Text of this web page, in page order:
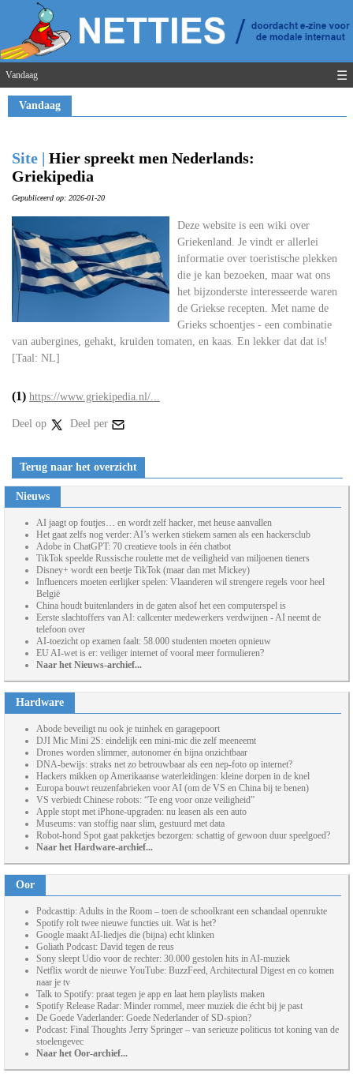
Vandaag ☰
Vandaag
Site | Hier spreekt men Nederlands:
Griekipedia
Gepubliceerd op: 2026-01-20
Deze website is een wiki over
Griekenland. Je vindt er allerlei
informatie over toeristische plekken
die je kan bezoeken, maar wat ons
het bijzonderste interesseerde waren
de Griekse recepten. Met name de
Grieks schoentjes - een combinatie
van aubergines, gehakt, kruiden tomaten, en kaas. En lekker dat dat is!
[Taal: NL]
(1) https://www.griekipedia.nl/...
Deel op Deel per
Terug naar het overzicht
Nieuws
AI jaagt op foutjes… en wordt zelf hacker, met heuse aanvallen
Het gaat zelfs nog verder: AI’s werken stiekem samen als een hackersclub
Adobe in ChatGPT: 70 creatieve tools in één chatbot
TikTok speelde Russische roulette met de veiligheid van miljoenen tieners
Disney+ wordt een beetje TikTok (maar dan met Mickey)
Influencers moeten eerlijker spelen: Vlaanderen wil strengere regels voor heel
België
China houdt buitenlanders in de gaten alsof het een computerspel is
Eerste slachtoffers van AI: callcenter medewerkers verdwijnen - AI neemt de
telefoon over
AI-toezicht op examen faalt: 58.000 studenten moeten opnieuw
EU AI-wet is er: veiliger internet of vooral meer formulieren?
Naar het Nieuws-archief...
Hardware
Abode beveiligt nu ook je tuinhek en garagepoort
DJI Mic Mini 2S: eindelijk een mini-mic die zelf meeneemt
Drones worden slimmer, autonomer én bijna onzichtbaar
DNA-bewijs: straks net zo betrouwbaar als een nep-foto op internet?
Hackers mikken op Amerikaanse waterleidingen: kleine dorpen in de knel
Europa bouwt reuzenfabrieken voor AI (om de VS en China bij te benen)
VS verbiedt Chinese robots: “Te eng voor onze veiligheid”
Apple stopt met iPhone-upgraden: nu leasen als een auto
Museums: van stoffig naar slim, gestuurd met data
Robot-hond Spot gaat pakketjes bezorgen: schattig of gewoon duur speelgoed?
Naar het Hardware-archief...
Oor
Podcasttip: Adults in the Room – toen de schoolkrant een schandaal openrukte
Spotify rolt twee nieuwe functies uit. Wat is het?
Google maakt AI-liedjes die (bijna) echt klinken
Goliath Podcast: David tegen de reus
Sony sleept Udio voor de rechter: 30.000 gestolen hits in AI-muziek
Netflix wordt de nieuwe YouTube: BuzzFeed, Architectural Digest en co komen
naar je tv
Talk to Spotify: praat tegen je app en laat hem playlists maken
Spotify Release Radar: Minder rommel, meer muziek die écht bij je past
De Goede Vaderlander: Goede Nederlander of SD-spion?
Podcast: Final Thoughts Jerry Springer – van serieuze politicus tot koning van de
stoelengevec
Naar het Oor-archief...